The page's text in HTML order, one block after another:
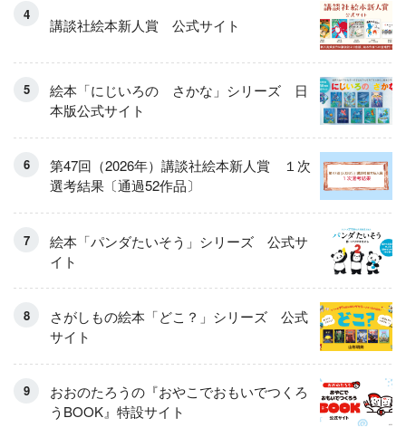
講談社絵本新人賞 公式サイト
絵本「にじいろの さかな」シリーズ 日
本版公式サイト
第47回（2026年）講談社絵本新人賞 １次
選考結果〔通過52作品〕
絵本「パンダたいそう」シリーズ 公式サ
イト
さがしもの絵本「どこ？」シリーズ 公式
サイト
おおのたろうの『おやこでおもいでつくろ
うBOOK』特設サイト